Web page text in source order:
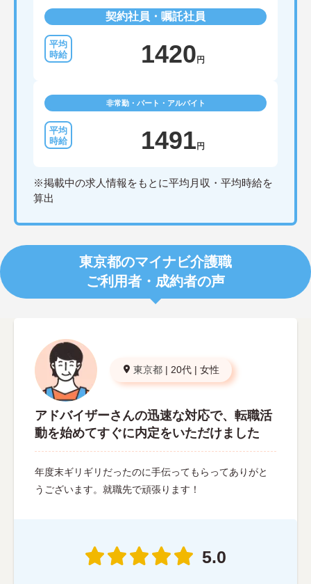
契約社員・嘱託社員
1420 円
非常勤・パート・アルバイト
1491 円
※掲載中の求人情報をもとに平均月収・平均時給を
算出
東京都のマイナビ介護職
ご利用者・成約者の声
東京都 | 20代 | 女性
アドバイザーさんの迅速な対応で、転職活
動を始めてすぐに内定をいただけました
年度末ギリギリだったのに手伝ってもらってありがと
うございます。就職先で頑張ります！
5.0